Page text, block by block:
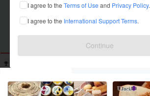
I agree to the Terms of Use and Privacy Policy.
I agree to the International Support Terms.
Continue
出身国：未設定